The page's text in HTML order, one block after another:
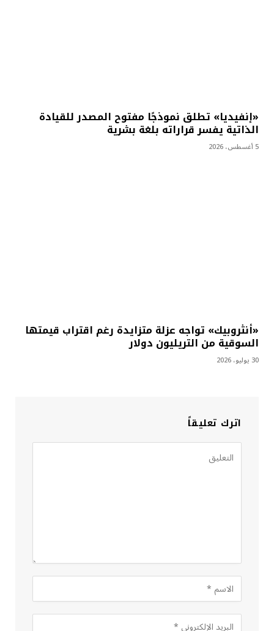
«إنفيديا» تطلق نموذجًا مفتوح المصدر للقيادة
الذاتية يفسر قراراته بلغة بشرية
5 أغسطس، 2026
«أنثروبيك» تواجه عزلة متزايدة رغم اقتراب قيمتها
السوقية من التريليون دولار
30 يوليو، 2026
اترك تعليقاً